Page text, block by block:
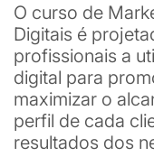
O curso de
Digitais é
profissionais a
digital para
maximizar o
perfil de cada
resultados dos